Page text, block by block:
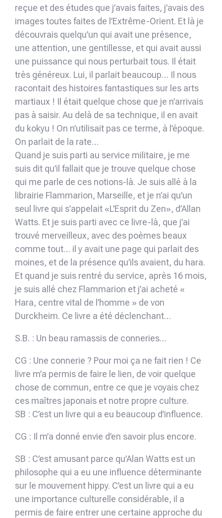
reçue et des études que j’avais faites, j’avais des
images toutes faites de l’Extrême-Orient. Et là je
découvrais quelqu’un qui avait une présence,
une attention, une gentillesse, et qui avait aussi
une puissance qui nous perturbait tous. Il était
très généreux. Lui, il parlait beaucoup… Il nous
racontait des histoires fantastiques sur les arts
martiaux ! Il était quelque chose que je n’arrivais
pas à saisir. Au delà de sa technique, il en avait
du kokyu ! On n’utilisait pas ce terme, à l’époque.
On parlait de la rate…
Quand je suis parti au service militaire, je me
suis dit qu’il fallait que je trouve quelque chose
qui me parle de ces notions-là. Je suis allé à la
librairie Flammarion, Marseille, et je n’ai qu’un
seul livre qui s’appelait «L’Esprit du Zen», d’Allan
Watts. Et je suis parti avec ce livre-là, que j’ai
trouvé merveilleux, avec des poèmes beaux
comme tout… il y avait une page qui parlait des
moines, et de la présence qu’ils avaient, du hara.
Et quand je suis rentré du service, après 16 mois,
je suis allé chez Flammarion et j’ai acheté «
Hara, centre vital de l’homme » de von
Durckheim. Ce livre a été déclenchant…
S.B. : Un beau ramassis de conneries…
CG : Une connerie ? Pour moi ça ne fait rien ! Ce
livre m’a permis de faire le lien, de voir quelque
chose de commun, entre ce que je voyais chez
ces maîtres japonais et notre propre culture.
SB : C’est un livre qui a eu beaucoup d’influence.
CG : Il m’a donné envie d’en savoir plus encore.
SB : C’est amusant parce qu’Alan Watts est un
philosophe qui a eu une influence déterminante
sur le mouvement hippy. C’est un livre qui a eu
une importance culturelle considérable, il a
permis de faire entrer une certaine approche du